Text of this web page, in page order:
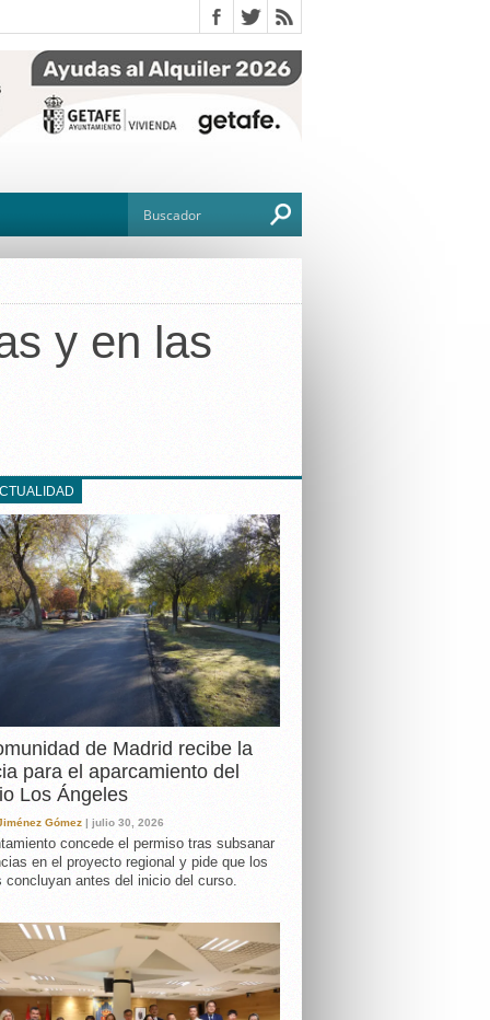
y en las
de Madrid recibe la
para el aparcamiento del
Los Ángeles
Gómez | julio 30, 2026
concede el permiso tras subsanar
en el proyecto regional y pide que los
concluyan antes del inicio del curso.